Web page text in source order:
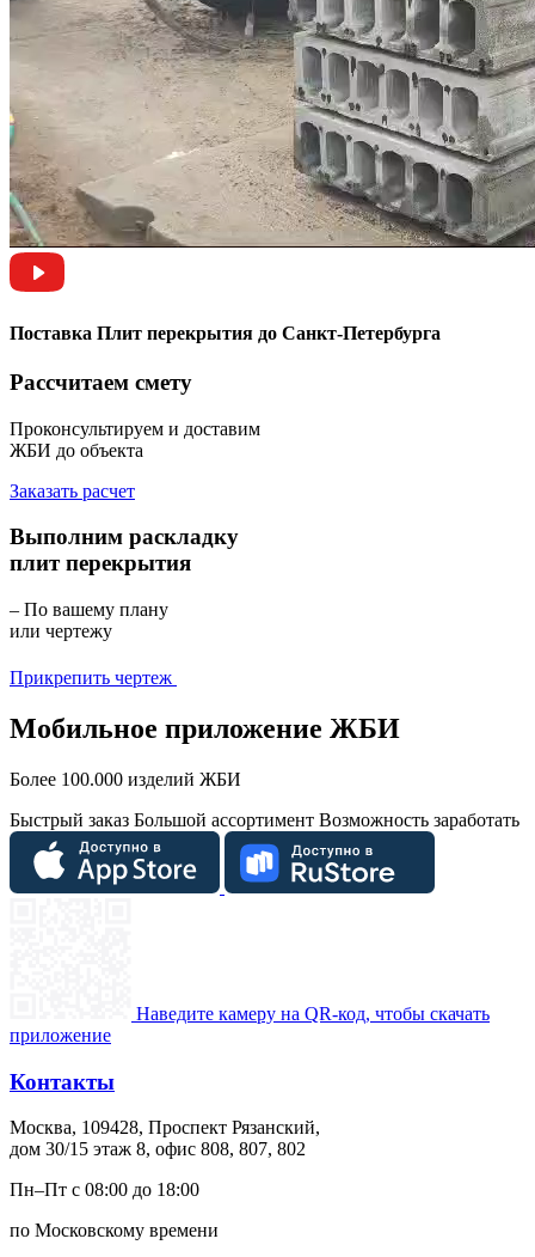
Поставка Плит перекрытия до Санкт-Петербурга
Рассчитаем смету
Проконсультируем и доставим
ЖБИ до объекта
Заказать расчет
Выполним раскладку
плит перекрытия
– По вашему плану
или чертежу
Прикрепить чертеж
Мобильное приложение ЖБИ
Более 100.000 изделий ЖБИ
Быстрый заказ Большой ассортимент Возможность заработать
Наведите камеру на QR-код, чтобы скачать
приложение
Контакты
Москва, 109428, Проспект Рязанский,
дом 30/15 этаж 8, офис 808, 807, 802
Пн–Пт с 08:00 до 18:00
по Московскому времени